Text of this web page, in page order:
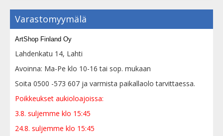
Varastomyymälä
ArtShop Finland Oy
Lahdenkatu 14, Lahti
Avoinna: Ma-Pe klo 10-16 tai sop. mukaan
Soita 0500 -573 607 ja varmista paikallaolo tarvittaessa.
Poikkeukset aukioloajoissa:
3.8. suljemme klo 15:45
24.8. suljemme klo 15:45